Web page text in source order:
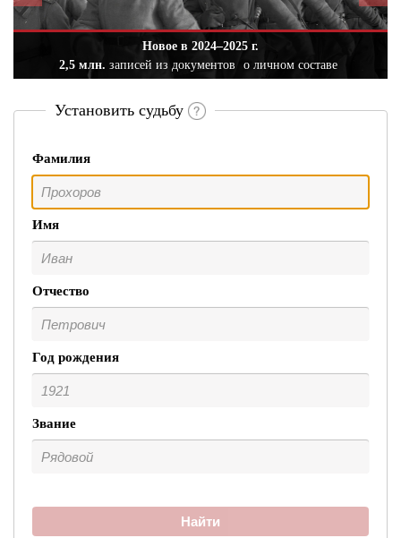
Новое в 2024–2025 г.
2,5 млн. записей из документов о личном составе
Установить судьбу
Фамилия
Имя
Отчество
Год рождения
Звание
Найти